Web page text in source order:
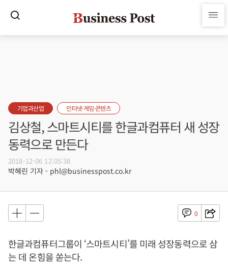
기업과산업 인터넷·게임·콘텐츠
김상철, 스마트시티를 한글과컴퓨터 새 성장
동력으로 만든다
2018-12-06 12:05:38
박혜린 기자 - phl@businesspost.co.kr
0
한글과컴퓨터그룹이 ‘스마트시티’를 미래 성장동력으로 삼
는 데 온힘을 쏟는다.